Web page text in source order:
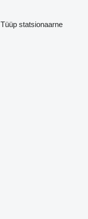
Tüüp statsionaarne